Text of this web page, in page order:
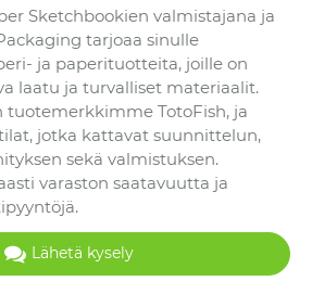
Sketchbookien valmistajana ja
tarjoaa sinulle
ja paperituotteita, joille on
laatu ja turvalliset materiaalit.
TotoFish, ja
jotka kattavat suunnittelun,
sekä valmistuksen.
varaston saatavuutta ja
Lähetä kysely